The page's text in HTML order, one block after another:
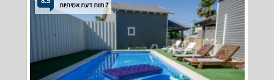
7 חוות דעת אמיתיות